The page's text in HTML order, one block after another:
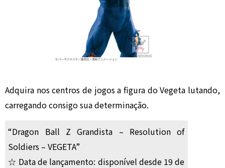
Adquira nos centros de jogos a figura do Vegeta lutando,
carregando consigo sua determinação.
“Dragon Ball Z Grandista – Resolution of
Soldiers – VEGETA”
☆ Data de lançamento: disponível desde 19 de